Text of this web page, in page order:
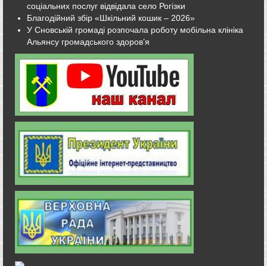
соціальних послуг відвідала село Рогізки
Благодійний збір «Шкільний кошик – 2026»
У Сновській громаді розпочала роботу мобільна клініка
Альянсу громадського здоров’я